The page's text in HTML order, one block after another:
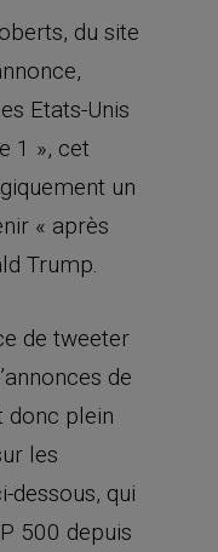
du site
Etats-Unis
1 », cet
un
« après
Trump.
de tweeter
de
donc plein
les
dessous, qui
500 depuis